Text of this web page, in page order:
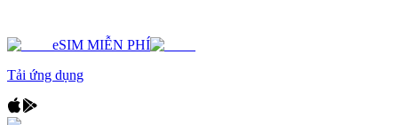
eSIM MIỄN PHÍ
Tải ứng dụng